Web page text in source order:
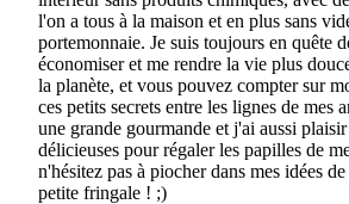
l'on a tous à la maison et en plus sans
portemonnaie. Je suis toujours en quête
économiser et me rendre la vie plus
la planète, et vous pouvez compter sur
ces petits secrets entre les lignes de mes
une grande gourmande et j'ai aussi
délicieuses pour régaler les papilles de
n'hésitez pas à piocher dans mes idées
petite fringale ! ;)